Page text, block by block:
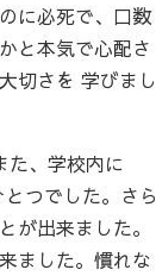
に必死で、口数
と本気で心配さ
切さを 学びまし
た、学校内に
つでした。さら
が出来ました。
ました。慣れな